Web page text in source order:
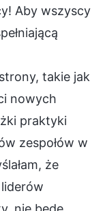
Aby wszyscy
takie jak
nowych
praktyki
zespołów w
że